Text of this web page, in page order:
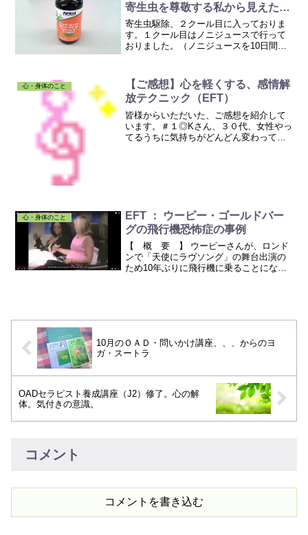
寄生虫を尊敬する私から見えたも
の～(2017/3/30追記)
寄生虫駆除、２クール目に入っておりま
す。１クール目はノニジュースで行って
おりました。（ノニジュースを10日間飲
りなさを感じ、効き目が強いという噂の
チンキタイプを購入し...
心・身体のこと
【ご感想】心を軽くする、感情解
放テクニック（EFT）
皆様からいただいた、ご感想を紹介して
います。＃１◎Kさん、３０代、女性やっ
てるうちに気持ちがどんどん変わってい
心・身体のこと
EFT ： ウーピー・ゴールドバー
グの飛行機恐怖症の事例
【 概 要 】 ウーピーさんが、ロンド
ンで「天使にラヴソング」の舞台出演の
ため10年ぶりに飛行機に乗ることになり
10月のＯＡＤ・問いかけ講座、、、からのヨ
ガ・スートラ
OADセラピスト養成講座（J2）修了。心の解
体。気付きの意識。
コメント
コメントを書き込む